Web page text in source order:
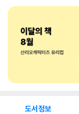
도서정보